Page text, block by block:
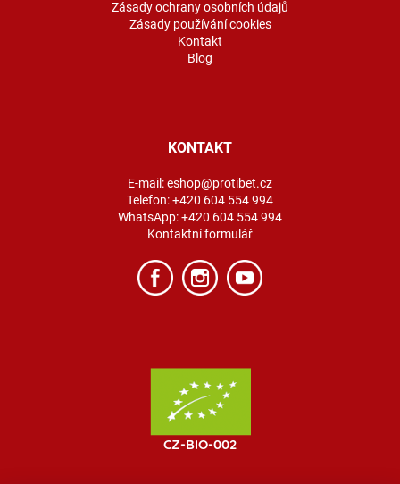
Zásady ochrany osobních údajů
Zásady používání cookies
Kontakt
Blog
KONTAKT
E-mail:eshop@protibet.cz
Telefon:+420 604 554 994
WhatsApp:+420 604 554 994
Kontaktní formulář